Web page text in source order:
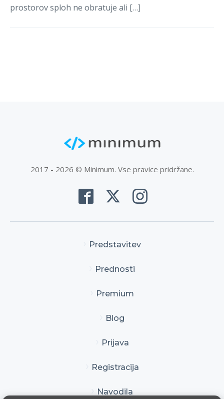
prostorov sploh ne obratuje ali […]
2017 - 2026 © Minimum. Vse pravice pridržane.
Predstavitev
Prednosti
Premium
Blog
Prijava
Registracija
Navodila